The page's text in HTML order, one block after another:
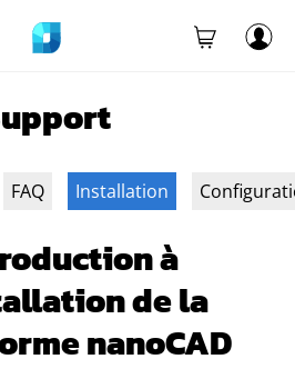
FAQ Installation
à
de la
nanoCAD